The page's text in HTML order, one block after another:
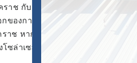
าช กับ BlueTech
ของการประหยัดไฟ
าช หากคุณกำลังมอง
ซล่าเซลล์ในโคราช